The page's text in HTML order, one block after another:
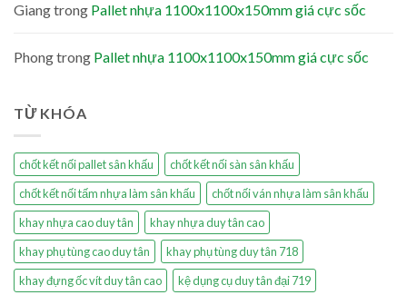
Giangtrong Pallet nhựa 1100x1100x150mm giá cực sốc
Phongtrong Pallet nhựa 1100x1100x150mm giá cực sốc
TỪ KHÓA
chốt kết nối pallet sân khấu
chốt kết nối sàn sân khấu
chốt kết nối tấm nhựa làm sân khấu
chốt nối ván nhựa làm sân khấu
khay nhựa cao duy tân
khay nhựa duy tân cao
khay phụ tùng cao duy tân
khay phụ tùng duy tân 718
khay đựng ốc vít duy tân cao
kệ dụng cụ duy tân đại 719